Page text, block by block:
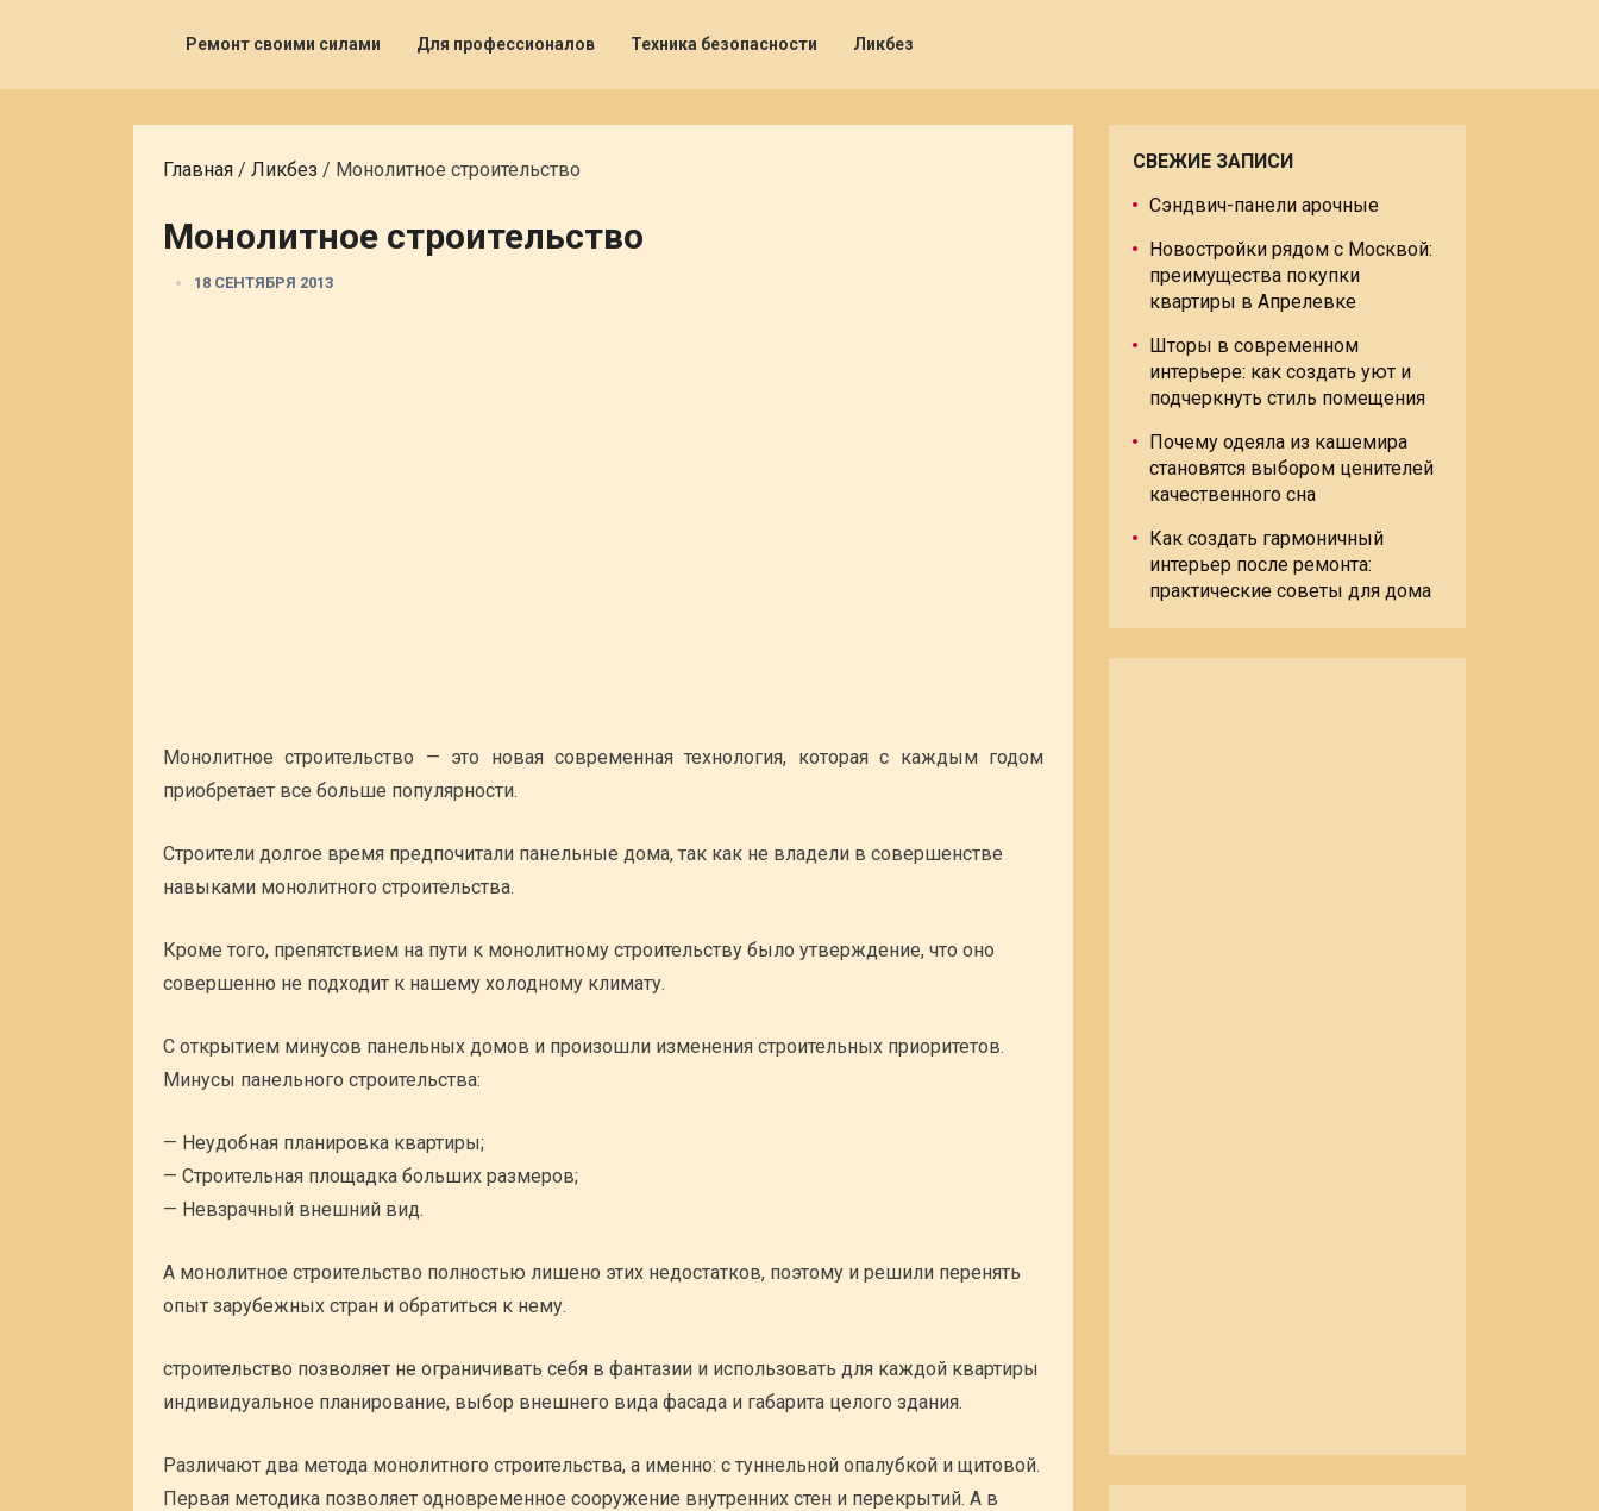
Ремонт своими силами Для профессионалов Техника безопасности Ликбез
Главная / Ликбез / Монолитное строительство
Монолитное строительство
18 СЕНТЯБРЯ 2013
Монолитное строительство — это новая современная технология, которая с каждым годом
приобретает все больше популярности.
Строители долгое время предпочитали панельные дома, так как не владели в совершенстве
навыками монолитного строительства.
Кроме того, препятствием на пути к монолитному строительству было утверждение, что оно
совершенно не подходит к нашему холодному климату.
С открытием минусов панельных домов и произошли изменения строительных приоритетов.
Минусы панельного строительства:
— Неудобная планировка квартиры;
— Строительная площадка больших размеров;
— Невзрачный внешний вид.
А монолитное строительство полностью лишено этих недостатков, поэтому и решили перенять
опыт зарубежных стран и обратиться к нему.
строительство позволяет не ограничивать себя в фантазии и использовать для каждой квартиры
индивидуальное планирование, выбор внешнего вида фасада и габарита целого здания.
Различают два метода монолитного строительства, а именно: с туннельной опалубкой и щитовой.
Первая методика позволяет одновременное сооружение внутренних стен и перекрытий. А в
СВЕЖИЕ ЗАПИСИ
Сэндвич-панели арочные
Новостройки рядом с Москвой:
преимущества покупки
квартиры в Апрелевке
Шторы в современном
интерьере: как создать уют и
подчеркнуть стиль помещения
Почему одеяла из кашемира
становятся выбором ценителей
качественного сна
Как создать гармоничный
интерьер после ремонта:
практические советы для дома